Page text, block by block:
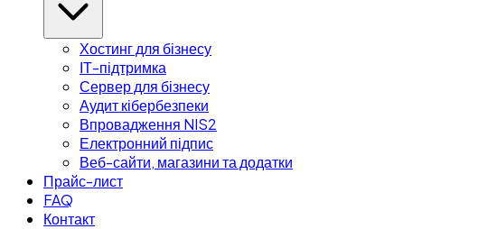
Хостинг для бізнесу
ІТ-підтримка
Сервер для бізнесу
Аудит кібербезпеки
Впровадження NIS2
Електронний підпис
Веб-сайти, магазини та додатки
Прайс-лист
FAQ
Контакт